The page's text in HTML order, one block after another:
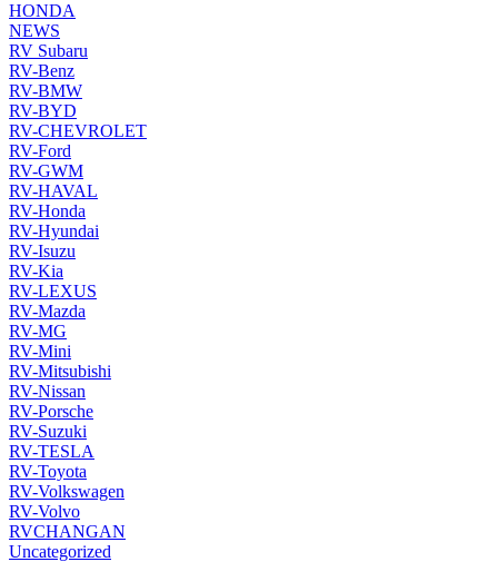
HONDA
NEWS
RV Subaru
RV-Benz
RV-BMW
RV-BYD
RV-CHEVROLET
RV-Ford
RV-GWM
RV-HAVAL
RV-Honda
RV-Hyundai
RV-Isuzu
RV-Kia
RV-LEXUS
RV-Mazda
RV-MG
RV-Mini
RV-Mitsubishi
RV-Nissan
RV-Porsche
RV-Suzuki
RV-TESLA
RV-Toyota
RV-Volkswagen
RV-Volvo
RVCHANGAN
Uncategorized